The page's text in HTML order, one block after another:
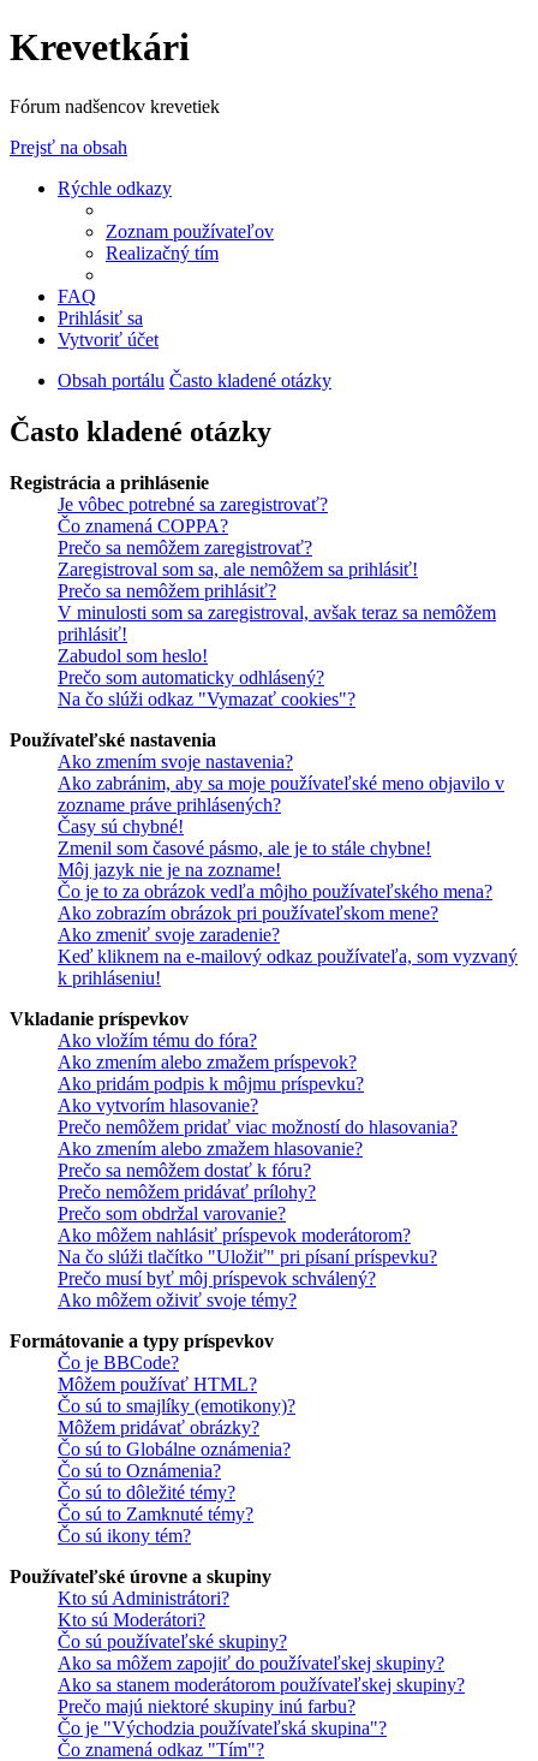
Krevetkári
Fórum nadšencov krevetiek
Prejsť na obsah
Rýchle odkazy
Zoznam používateľov
Realizačný tím
FAQ
Prihlásiť sa
Vytvoriť účet
Obsah portálu Často kladené otázky
Často kladené otázky
Registrácia a prihlásenie
Je vôbec potrebné sa zaregistrovať?
Čo znamená COPPA?
Prečo sa nemôžem zaregistrovať?
Zaregistroval som sa, ale nemôžem sa prihlásiť!
Prečo sa nemôžem prihlásiť?
V minulosti som sa zaregistroval, avšak teraz sa nemôžem
prihlásiť!
Zabudol som heslo!
Prečo som automaticky odhlásený?
Na čo slúži odkaz "Vymazať cookies"?
Používateľské nastavenia
Ako zmením svoje nastavenia?
Ako zabránim, aby sa moje používateľské meno objavilo v
zozname práve prihlásených?
Časy sú chybné!
Zmenil som časové pásmo, ale je to stále chybne!
Môj jazyk nie je na zozname!
Čo je to za obrázok vedľa môjho používateľského mena?
Ako zobrazím obrázok pri používateľskom mene?
Ako zmeniť svoje zaradenie?
Keď kliknem na e-mailový odkaz používateľa, som vyzvaný
k prihláseniu!
Vkladanie príspevkov
Ako vložím tému do fóra?
Ako zmením alebo zmažem príspevok?
Ako pridám podpis k môjmu príspevku?
Ako vytvorím hlasovanie?
Prečo nemôžem pridať viac možností do hlasovania?
Ako zmením alebo zmažem hlasovanie?
Prečo sa nemôžem dostať k fóru?
Prečo nemôžem pridávať prílohy?
Prečo som obdržal varovanie?
Ako môžem nahlásiť príspevok moderátorom?
Na čo slúži tlačítko "Uložiť" pri písaní príspevku?
Prečo musí byť môj príspevok schválený?
Ako môžem oživiť svoje témy?
Formátovanie a typy príspevkov
Čo je BBCode?
Môžem používať HTML?
Čo sú to smajlíky (emotikony)?
Môžem pridávať obrázky?
Čo sú to Globálne oznámenia?
Čo sú to Oznámenia?
Čo sú to dôležité témy?
Čo sú to Zamknuté témy?
Čo sú ikony tém?
Používateľské úrovne a skupiny
Kto sú Administrátori?
Kto sú Moderátori?
Čo sú používateľské skupiny?
Ako sa môžem zapojiť do používateľskej skupiny?
Ako sa stanem moderátorom používateľskej skupiny?
Prečo majú niektoré skupiny inú farbu?
Čo je "Východzia používateľská skupina"?
Čo znamená odkaz "Tím"?